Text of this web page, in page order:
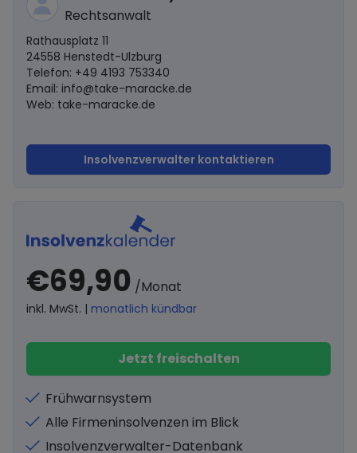
Rechtsanwalt
Rathausplatz 11
24558 Henstedt-Ulzburg
Telefon: +49 4193 753340
Email: info@take-maracke.de
Web: take-maracke.de
Insolvenzverwalter kontaktieren
€69,90 /Monat
inkl. MwSt. | monatlich kündbar
Jetzt freischalten
Frühwarnsystem
Alle Firmeninsolvenzen im Blick
Insolvenzverwalter-Datenbank